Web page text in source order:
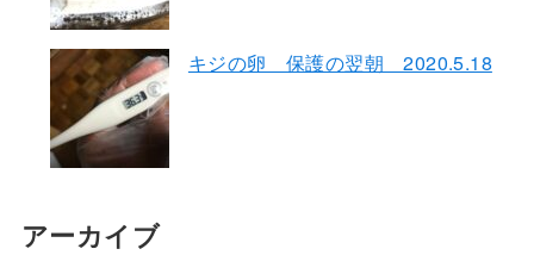
キジの卵 保護の翌朝 2020.5.18
アーカイブ